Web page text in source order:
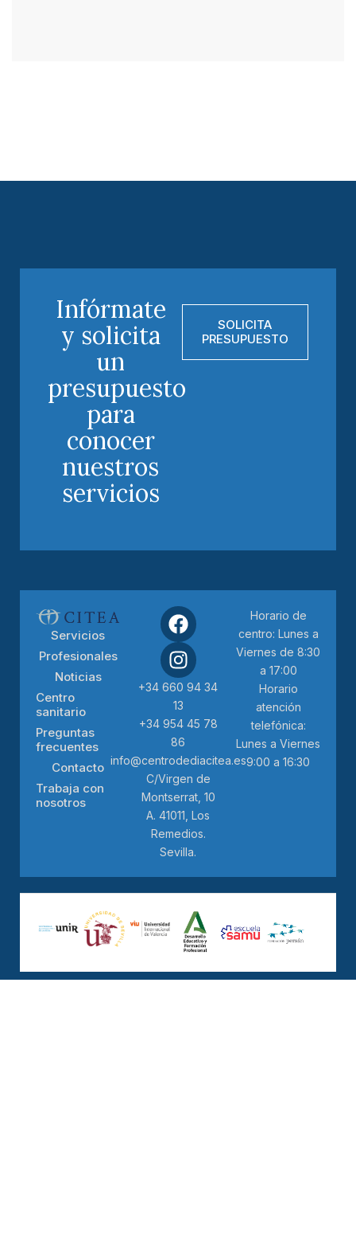
Infórmate
y solicita
un
presupuesto
para
conocer
nuestros
servicios
SOLICITA
PRESUPUESTO
Servicios
Profesionales
Noticias
Centro
sanitario
Preguntas
frecuentes
Contacto
Trabaja con
nosotros
+34 660 94 34
13
+34 954 45 78
86
info@centrodediacitea.es
C/Virgen de
Montserrat, 10
A. 41011, Los
Remedios.
Sevilla.
Horario de
centro: Lunes a
Viernes de 8:30
a 17:00
Horario
atención
telefónica:
Lunes a Viernes
9:00 a 16:30